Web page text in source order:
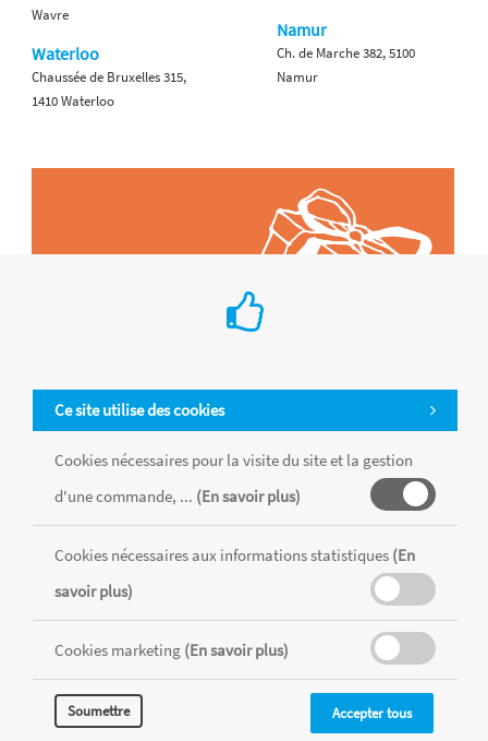
Ce site utilise des cookies
Cookies nécessaires pour la visite du site et la gestion
d'une commande, ... (En savoir plus)
Cookies nécessaires aux informations statistiques (En
savoir plus)
Cookies marketing (En savoir plus)
Soumettre Accepter tous
Wavre
Waterloo
Chaussée de Bruxelles 315,
1410 Waterloo
Namur
Ch. de Marche 382, 5100
Namur
Tous les produits sont vendus dans la limite des stocks disponibles de
chaque magasin, toutes taxes comprises.